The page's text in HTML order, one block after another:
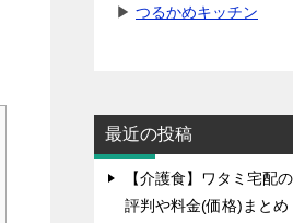
▶ つるかめキッチン
最近の投稿
【介護食】ワタミ宅配
評判や料金(価格)まと